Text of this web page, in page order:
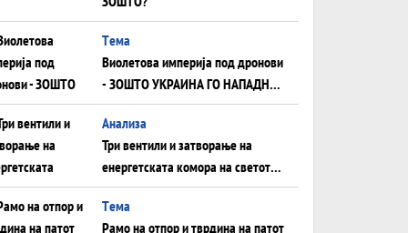
Tема
Виолетова империја под дронови
- ЗОШТО УКРАИНА ГО НАПАДНА
РУСКИОТ WILDBERRIES
Aнализа
Три вентили и затворање на
енергетската комора на светот:
Нападот во Суец најавува
глобален енергетски инфаркт?
Tема
Рамо на отпор и тврдина на патот